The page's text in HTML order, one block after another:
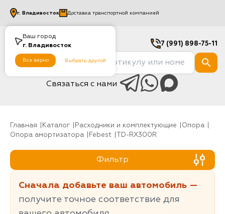
Ваш город
г. Владивосток
Все верно Выбрать другой
г. Владивосток Доставка транспортной компанией
7 (991) 898-75-11
Связаться с нами
Главная Каталог Расходники и комплектующие
Опора
Опора амортизатора
Febest TD-RX300R
Фильтр
Сначала добавьте ваш автомобиль —
получите точное соответствие для